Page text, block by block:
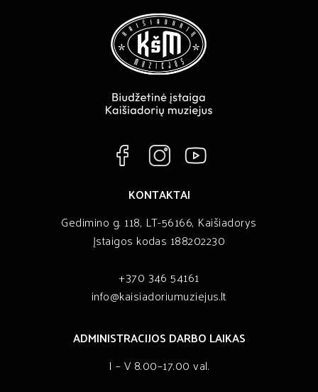
KONTAKTAI
Gedimino g. 118, LT-56166, Kaišiadorys
Įstaigos kodas 188202230
+370 346 54161
info@kaisiadoriumuziejus.lt
ADMINISTRACIJOS DARBO LAIKAS
I – V 8.00–17.00 val.